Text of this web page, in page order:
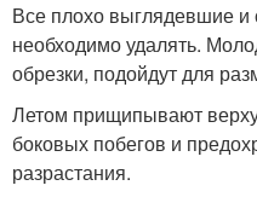
Все плохо выглядевшие и
необходимо удалять.
обрезки, подойдут для
Летом прищипывают
боковых побегов и
разрастания.